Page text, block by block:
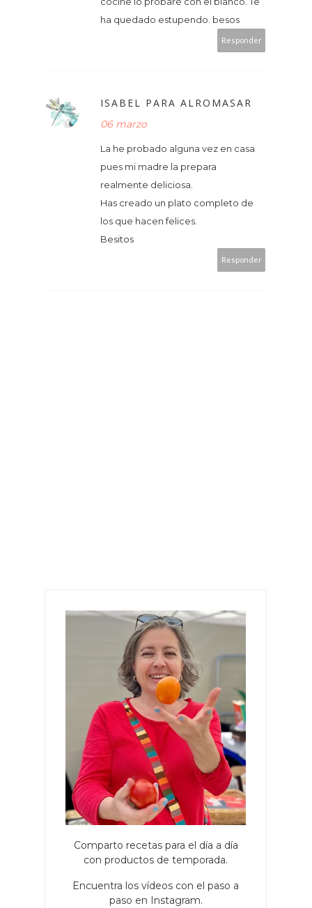
ha quedado estupendo. besos
Responder
ISABEL PARA ALROMASAR
06 marzo
La he probado alguna vez en casa
pues mi madre la prepara
realmente deliciosa.
Has creado un plato completo de
los que hacen felices.
Besitos
Responder
Comparto recetas para el día a día
con productos de temporada.
Encuentra los vídeos con el paso a
paso en Instagram.